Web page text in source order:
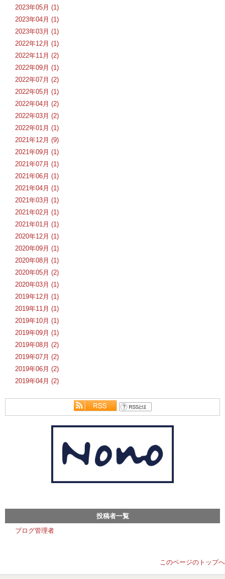
2023年05月 (1)
2023年04月 (1)
2023年03月 (1)
2022年12月 (1)
2022年11月 (2)
2022年09月 (1)
2022年07月 (2)
2022年05月 (1)
2022年04月 (2)
2022年03月 (2)
2022年01月 (1)
2021年12月 (9)
2021年09月 (1)
2021年07月 (1)
2021年06月 (1)
2021年04月 (1)
2021年03月 (1)
2021年02月 (1)
2021年01月 (1)
2020年12月 (1)
2020年09月 (1)
2020年08月 (1)
2020年05月 (2)
2020年03月 (1)
2019年12月 (1)
2019年11月 (1)
2019年10月 (1)
2019年09月 (1)
2019年08月 (2)
2019年07月 (2)
2019年06月 (2)
2019年04月 (2)
投稿者一覧
ブログ管理者
このページのトップへ